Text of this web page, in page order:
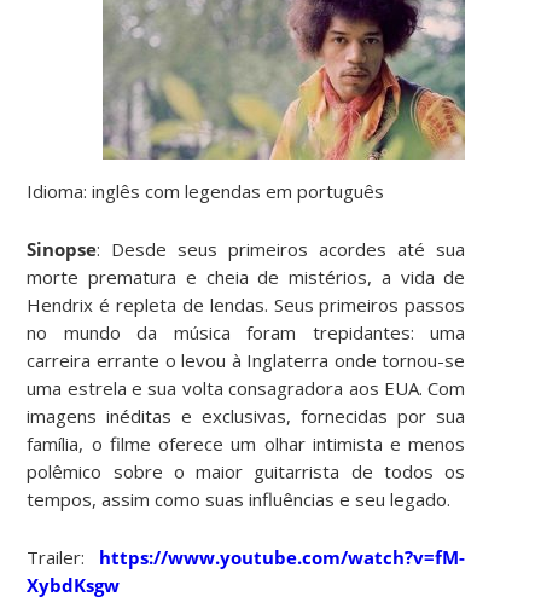
Idioma: inglês com legendas em português
Sinopse: Desde seus primeiros acordes até sua
morte prematura e cheia de mistérios, a vida de
Hendrix é repleta de lendas. Seus primeiros passos
no mundo da música foram trepidantes: uma
carreira errante o levou à Inglaterra onde tornou-se
uma estrela e sua volta consagradora aos EUA. Com
imagens inéditas e exclusivas, fornecidas por sua
família, o filme oferece um olhar intimista e menos
polêmico sobre o maior guitarrista de todos os
tempos, assim como suas influências e seu legado.
Trailer: https://www.youtube.com/watch?v=fM-
XybdKsgw